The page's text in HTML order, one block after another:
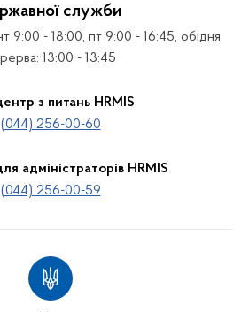
служби
9:00 - 18:00, пт 9:00 - 16:45, обідня
13:00 - 13:45
з питань HRMIS
(044) 256-00-60
адміністраторів HRMIS
(044) 256-00-59